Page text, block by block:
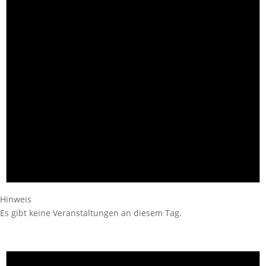
Hinweis
Es gibt keine Veranstaltungen an diesem Tag.